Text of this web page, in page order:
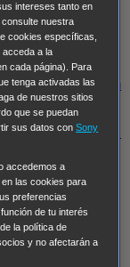
Cinco en familia
Mr Loverman
Los últimos
Cobra Kai
Tom
Ryeland:
Mentes Criminales:
Culpa Morbius
de juego
Preacher
DOC
intereses tanto en
nuestra
cookies específicas,
acceda a la
cada página). Para
tenga activadas las
de nuestros sitios
que se puedan
sus datos conSony
accedemos a
las cookies para
preferencias
de tu interés
la política de
y no afectarán a